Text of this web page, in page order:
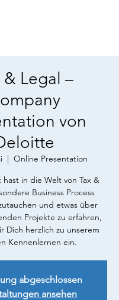
& Legal –
von
  |
Online Presentation
in die Welt von Tax &
Business Process
und etwas über
Projekte zu erfahren,
Dich herzlich zu unserem
Kennenlernen ein.
abgeschlossen
ansehen